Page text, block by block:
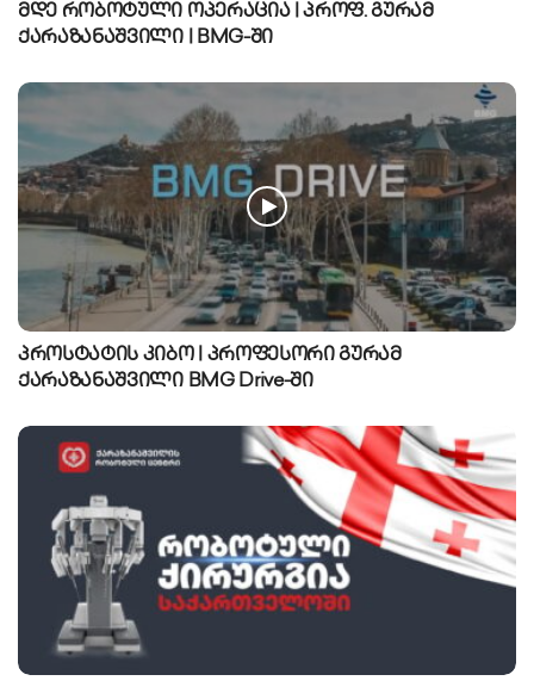
მდე რობოტული ოპერაცია | პროფ. გურამ
ქარაზანაშვილი | BMG-ში
პროსტატის კიბო | პროფესორი გურამ
ქარაზანაშვილი BMG Drive-ში